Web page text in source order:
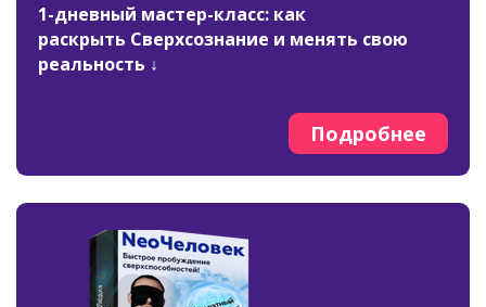
1-дневный мастер-класс: как
раскрыть Сверхсознание и менять свою
реальность ↓
Подробнее